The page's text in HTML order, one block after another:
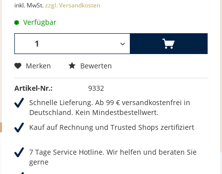
inkl. MwSt.zzgl. Versandkosten
Verfügbar
Merken Bewerten
Artikel-Nr.:
9332
Schnelle Lieferung. Ab 99 € versandkostenfrei in
Deutschland. Kein Mindestbestellwert.
Kauf auf Rechnung und Trusted Shops zertifiziert
7 Tage Service Hotline. Wir helfen und beraten Sie
gerne